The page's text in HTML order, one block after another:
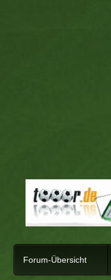
Forum-Übersicht